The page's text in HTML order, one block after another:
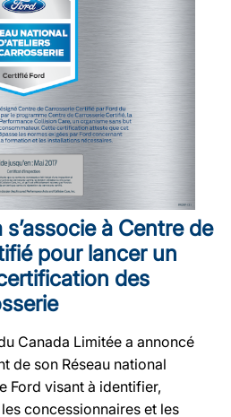
à Centre de
pour lancer un
des
Canada Limitée a annoncé
de son Réseau national
Ford visant à identifier,
concessionnaires et les